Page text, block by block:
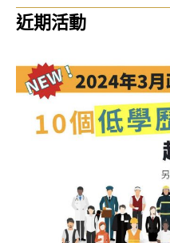
近期活動